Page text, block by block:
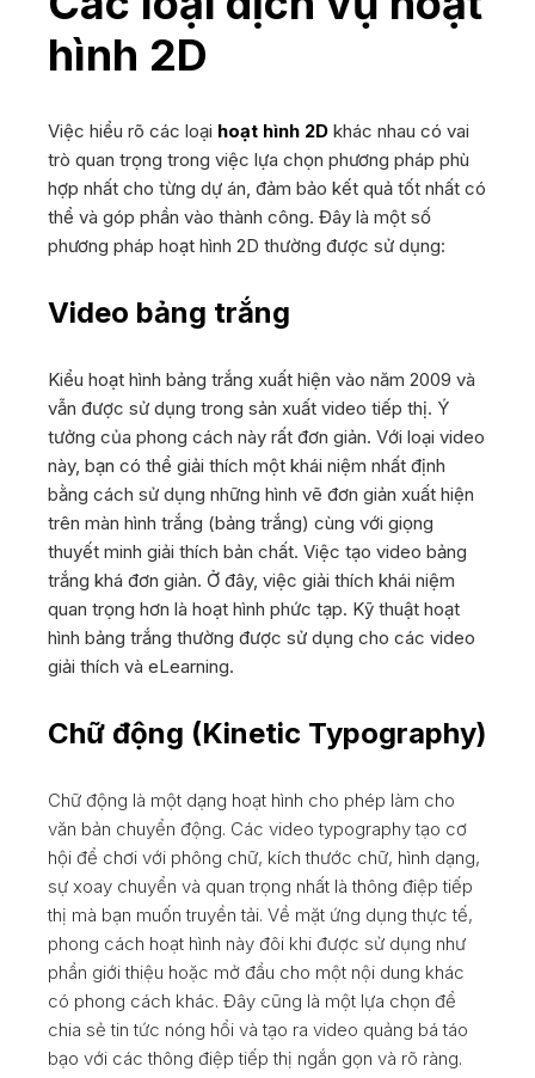
Liên Hệ
hình 2D
Việc hiểu rõ các loại hoạt hình 2D khác nhau có vai
trò quan trọng trong việc lựa chọn phương pháp phù
hợp nhất cho từng dự án, đảm bảo kết quả tốt nhất có
thể và góp phần vào thành công. Đây là một số
phương pháp hoạt hình 2D thường được sử dụng:
Video bảng trắng
Kiểu hoạt hình bảng trắng xuất hiện vào năm 2009 và
vẫn được sử dụng trong sản xuất video tiếp thị. Ý
tưởng của phong cách này rất đơn giản. Với loại video
này, bạn có thể giải thích một khái niệm nhất định
bằng cách sử dụng những hình vẽ đơn giản xuất hiện
trên màn hình trắng (bảng trắng) cùng với giọng
thuyết minh giải thích bản chất. Việc tạo video bảng
trắng khá đơn giản. Ở đây, việc giải thích khái niệm
quan trọng hơn là hoạt hình phức tạp. Kỹ thuật hoạt
hình bảng trắng thường được sử dụng cho các video
giải thích và eLearning.
Chữ động (Kinetic Typography)
Chữ động là một dạng hoạt hình cho phép làm cho
văn bản chuyển động. Các video typography tạo cơ
hội để chơi với phông chữ, kích thước chữ, hình dạng,
sự xoay chuyển và quan trọng nhất là thông điệp tiếp
thị mà bạn muốn truyền tải. Về mặt ứng dụng thực tế,
phong cách hoạt hình này đôi khi được sử dụng như
phần giới thiệu hoặc mở đầu cho một nội dung khác
có phong cách khác. Đây cũng là một lựa chọn để
chia sẻ tin tức nóng hổi và tạo ra video quảng bá táo
bạo với các thông điệp tiếp thị ngắn gọn và rõ ràng.